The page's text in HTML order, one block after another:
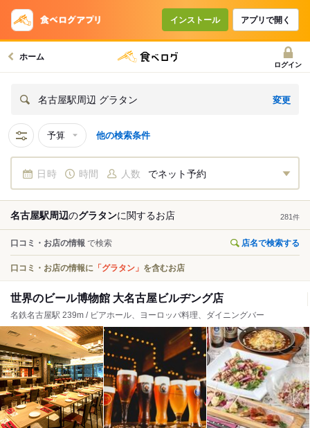
インストール アプリで開く
ホーム
ログイン
名古屋駅周辺 グラタン 変更
予算 他の検索条件
日時 時間 人数 でネット予約
名古屋駅周辺のグラタンに関するお店 281 件
口コミ・お店の情報 で検索 店名で検索する
口コミ・お店の情報に 「グラタン」 を含むお店
世界のビール博物館 大名古屋ビルヂング店
名鉄名古屋駅 239m / ビアホール、ヨーロッパ料理、ダイニングバー